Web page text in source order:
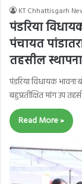
KT Chhattisgarh
पंडरिया
पंचायत
तहसील
पंडरिया विधायक भावना
बहुप्रतीक्षित मांग उप
Read More »